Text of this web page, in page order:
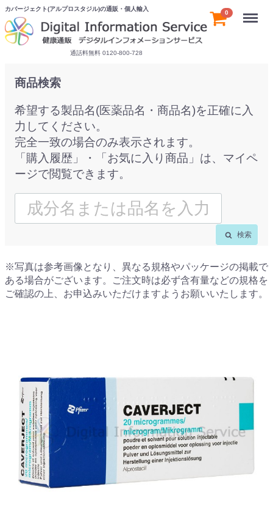
カバージェクト(アルプロスタジル)の通販・個人輸入
通話料無料 0120-800-728
0 Menu
商品検索
希望する製品名(医薬品名・商品名)を正確に入
力してください。
完全一致の場合のみ表示されます。
「購入履歴」・「お気に入り商品」は、マイペ
ージで閲覧できます。
検索
※写真は参考画像となり、異なる規格やパッケージの掲載で
ある場合がございます。ご注文時は必ず含有量などの規格を
ご確認の上、お申込みいただけますようお願いいたします。